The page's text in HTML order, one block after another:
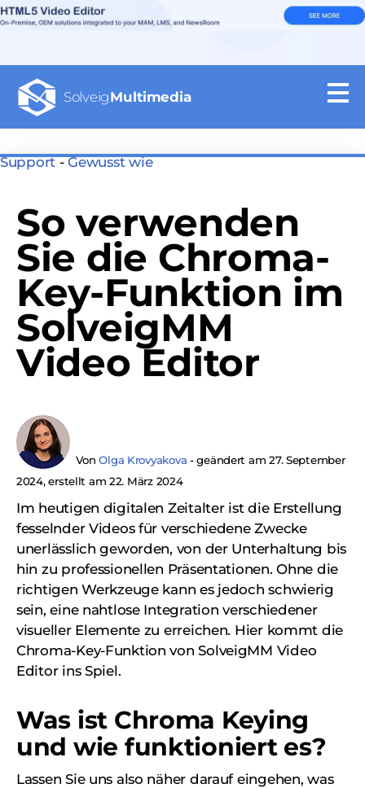
SolveigMultimedia
Support-Gewusst wie
So verwenden
Sie die Chroma-
Key-Funktion im
SolveigMM
Video Editor
VonOlga Krovyakova -geändert am27. September
2024, erstellt am 22. März 2024
Im heutigen digitalen Zeitalter ist die Erstellung
fesselnder Videos für verschiedene Zwecke
unerlässlich geworden, von der Unterhaltung bis
hin zu professionellen Präsentationen. Ohne die
richtigen Werkzeuge kann es jedoch schwierig
sein, eine nahtlose Integration verschiedener
visueller Elemente zu erreichen. Hier kommt die
Chroma-Key-Funktion von SolveigMM Video
Editor ins Spiel.
Was ist Chroma Keying
und wie funktioniert es?
Lassen Sie uns also näher darauf eingehen, was